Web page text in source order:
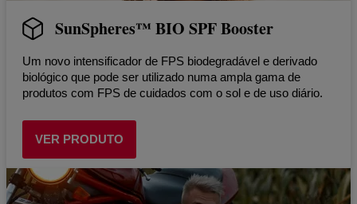
SunSpheres™ BIO SPF Booster
Um novo intensificador de FPS biodegradável e derivado
biológico que pode ser utilizado numa ampla gama de
produtos com FPS de cuidados com o sol e de uso diário.
VER PRODUTO